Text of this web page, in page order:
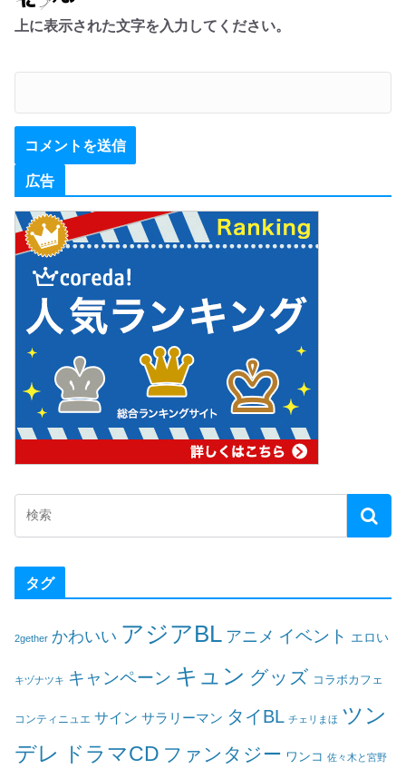
上に表示された文字を入力してください。
広告
タグ
2gether かわいい アジアBL アニメ イベント エロい
キヅナツキ キャンペーン キュン グッズ コラボカフェ
コンティニュエ サイン サラリーマン タイBL チェリまほ ツン
デレ ドラマCD ファンタジー ワンコ 佐々木と宮野